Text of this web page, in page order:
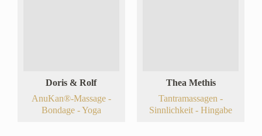
Doris & Rolf
AnuKan®-Massage -
Bondage - Yoga
Thea Methis
Tantramassagen -
Sinnlichkeit - Hingabe